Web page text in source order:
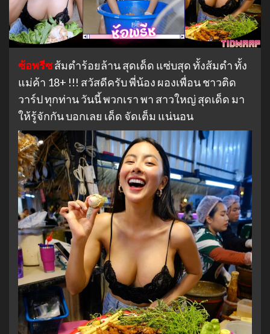
ซ้อพรีซส้มตำร้อยล้าน สุดเด็ด แซ่บสุด ทั้งส้มตำ ทั้ง
แม่ค้า 18+ !!! สวัสดีครับ พี่น้อง ผองเพื่อน ชาวติด
วาร์ป ทุกท่าน วันนี้ พวกเรา พา สาวใหญ่ สุดเด็ด มา
ให้รู้จักกัน บอกเลย เด็ด จัดเต็ม แน่นอน